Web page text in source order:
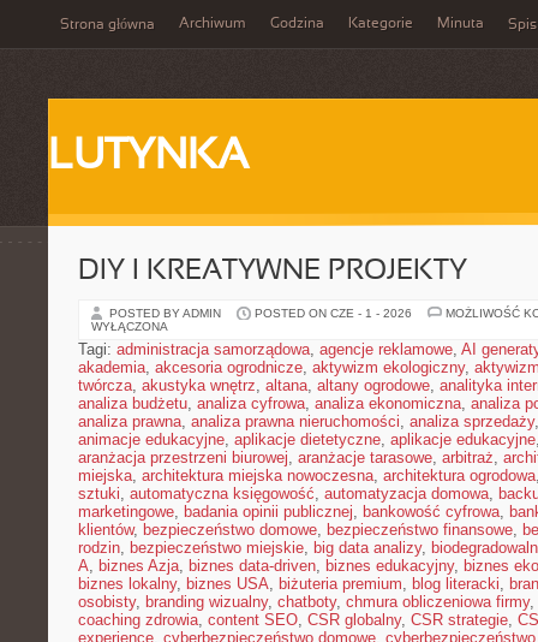
Strona główna Archiwum Godzina Kategorie Minuta Spis
LUTYNKA
DIY I KREATYWNE PROJEKTY
POSTED BY ADMIN POSTED ON CZE - 1 - 2026
MOŻLIWOŚĆ
WYŁĄCZONA
Tagi: administracja samorządowa, agencje reklamowe, AI
akademia, akcesoria ogrodnicze, aktywizm ekologiczny,
twórcza, akustyka wnętrz, altana, altany ogrodowe, analityka
analiza budżetu, analiza cyfrowa, analiza ekonomiczna, analiza
analiza prawna, analiza prawna nieruchomości, analiza sprzedaży
animacje edukacyjne, aplikacje dietetyczne, aplikacje edukacyjne
aranżacja przestrzeni biurowej, aranżacje tarasowe, arbitraż,
miejska, architektura miejska nowoczesna, architektura ogrodowa
sztuki, automatyczna księgowość, automatyzacja domowa,
marketingowe, badania opinii publicznej, bankowość cyfrowa,
klientów, bezpieczeństwo domowe, bezpieczeństwo finansowe,
rodzin, bezpieczeństwo miejskie, big data analizy,
A, biznes Azja, biznes data-driven, biznes edukacyjny, biznes
biznes lokalny, biznes USA, biżuteria premium, blog literacki,
osobisty, branding wizualny, chatboty, chmura obliczeniowa firmy,
coaching zdrowia, content SEO, CSR globalny, CSR strategie,
experience, cyberbezpieczeństwo domowe,